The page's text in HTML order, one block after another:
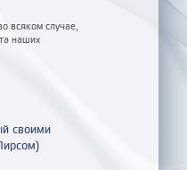
всяком случае,
наших
своими